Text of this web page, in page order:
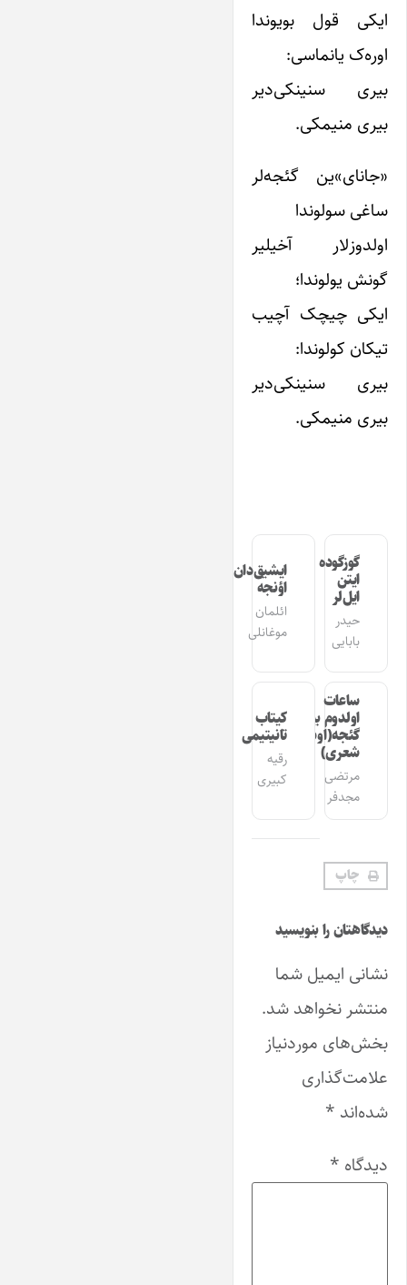
ایکی قول بویوندا
اوره‌ک یانماسی:
بیری سنینکی‌دیر
بیری منیمکی.
«جانای»ین گئجه‌لر
ساغی سولوندا
اولدوزلار آخیلیر
گونش یولوندا؛
ایکی چیچک آچیب
تیکان کولوندا:
بیری سنینکی‌دیر
بیری منیمکی.
گوزگوده
ایتن
ایل‌لر
حیدر
بابایی
ایشیق‌دان
اؤنجه
ائلمان
موغانلی
ساعات
اولدوم بیر
گئجه(اوشاق
شعری)
مرتضی
مجدفر
کیتاب
تانیتیمی
رقیه
کبیری
چاپ
دیدگاهتان را بنویسید
نشانی ایمیل شما
منتشر نخواهد شد.
بخش‌های موردنیاز
علامت‌گذاری
شده‌اند *
دیدگاه *